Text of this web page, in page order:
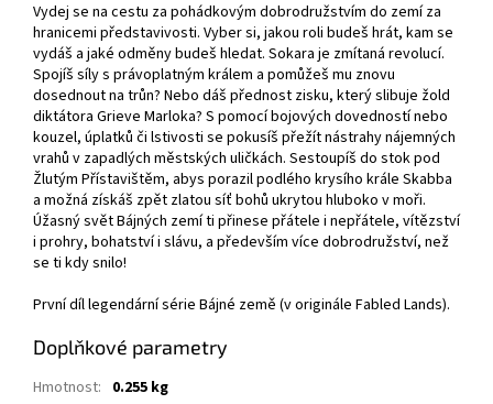
Vydej se na cestu za pohádkovým dobrodružstvím do zemí za
hranicemi představivosti. Vyber si, jakou roli budeš hrát, kam se
vydáš a jaké odměny budeš hledat. Sokara je zmítaná revolucí.
Spojíš síly s právoplatným králem a pomůžeš mu znovu
dosednout na trůn? Nebo dáš přednost zisku, který slibuje žold
diktátora Grieve Marloka? S pomocí bojových dovedností nebo
kouzel, úplatků či lstivosti se pokusíš přežít nástrahy nájemných
vrahů v zapadlých městských uličkách. Sestoupíš do stok pod
Žlutým Přístavištěm, abys porazil podlého krysího krále Skabba
a možná získáš zpět zlatou síť bohů ukrytou hluboko v moři.
Úžasný svět Bájných zemí ti přinese přátele i nepřátele, vítězství
i prohry, bohatství i slávu, a především více dobrodružství, než
se ti kdy snilo!
První díl legendární série Bájné země (v originále Fabled Lands).
Doplňkové parametry
Hmotnost: 0.255 kg